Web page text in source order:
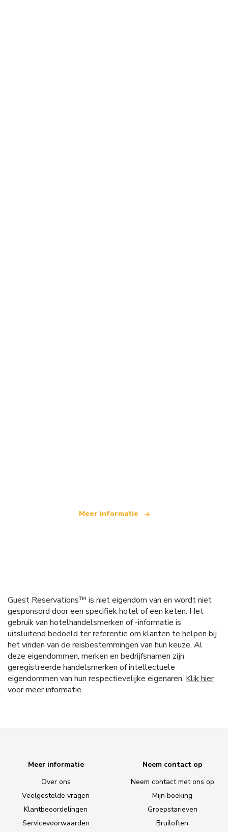
Meer informatie
Guest Reservations™ is niet eigendom van en wordt niet
gesponsord door een specifiek hotel of een keten. Het
gebruik van hotelhandelsmerken of -informatie is
uitsluitend bedoeld ter referentie om klanten te helpen bij
het vinden van de reisbestemmingen van hun keuze. Al
deze eigendommen, merken en bedrijfsnamen zijn
geregistreerde handelsmerken of intellectuele
eigendommen van hun respectievelijke eigenaren. Klik hier
voor meer informatie.
Meer informatie
Over ons
Veelgestelde vragen
Klantbeoordelingen
Servicevoorwaarden
Neem contact op
Neem contact met ons op
Mijn boeking
Groepstarieven
Bruiloften